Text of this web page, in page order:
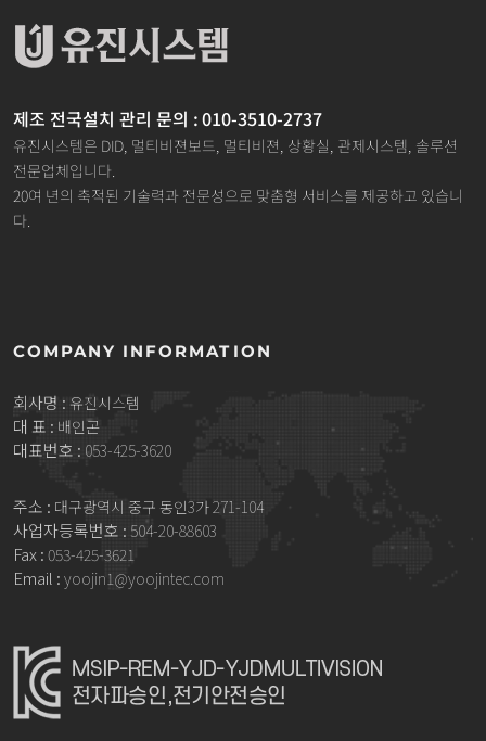
제조 전국설치 관리 문의 : 010-3510-2737
유진시스템은 DID, 멀티비젼보드, 멀티비젼, 상황실, 관제시스템, 솔루션
전문업체입니다.
20여 년의 축적된 기술력과 전문성으로 맞춤형 서비스를 제공하고 있습니
다.
COMPANY INFORMATION
회사명 : 유진시스템
대 표 : 배인곤
대표번호 : 053-425-3620
주소 : 대구광역시 중구 동인3가 271-104
사업자등록번호 : 504-20-88603
Fax : 053-425-3621
Email : yoojin1@yoojintec.com